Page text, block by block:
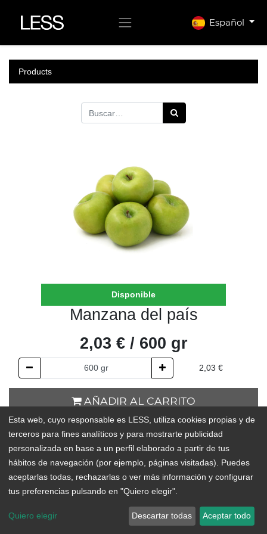
Español
Products
Disponible
Manzana del país
2,03 € / 600 gr
2,03 €
AÑADIR AL CARRITO
En existencias
Add to Wishlist
ORIGEN:Tenerife
IMPORTANTE: Puedes hacer tu pedido de frescos hasta 48h
Esta web, cuyo responsable es LESS, utiliza cookies propias y de
terceros para fines analíticos y para mostrarte publicidad
personalizada en base a un perfil elaborado a partir de tus
hábitos de navegación (por ejemplo, páginas visitadas). Puedes
aceptarlas todas, rechazarlas o ver más información y configurar
tus preferencias pulsando en "Quiero elegir".
Quiero elegir Descartar todas Aceptar todo